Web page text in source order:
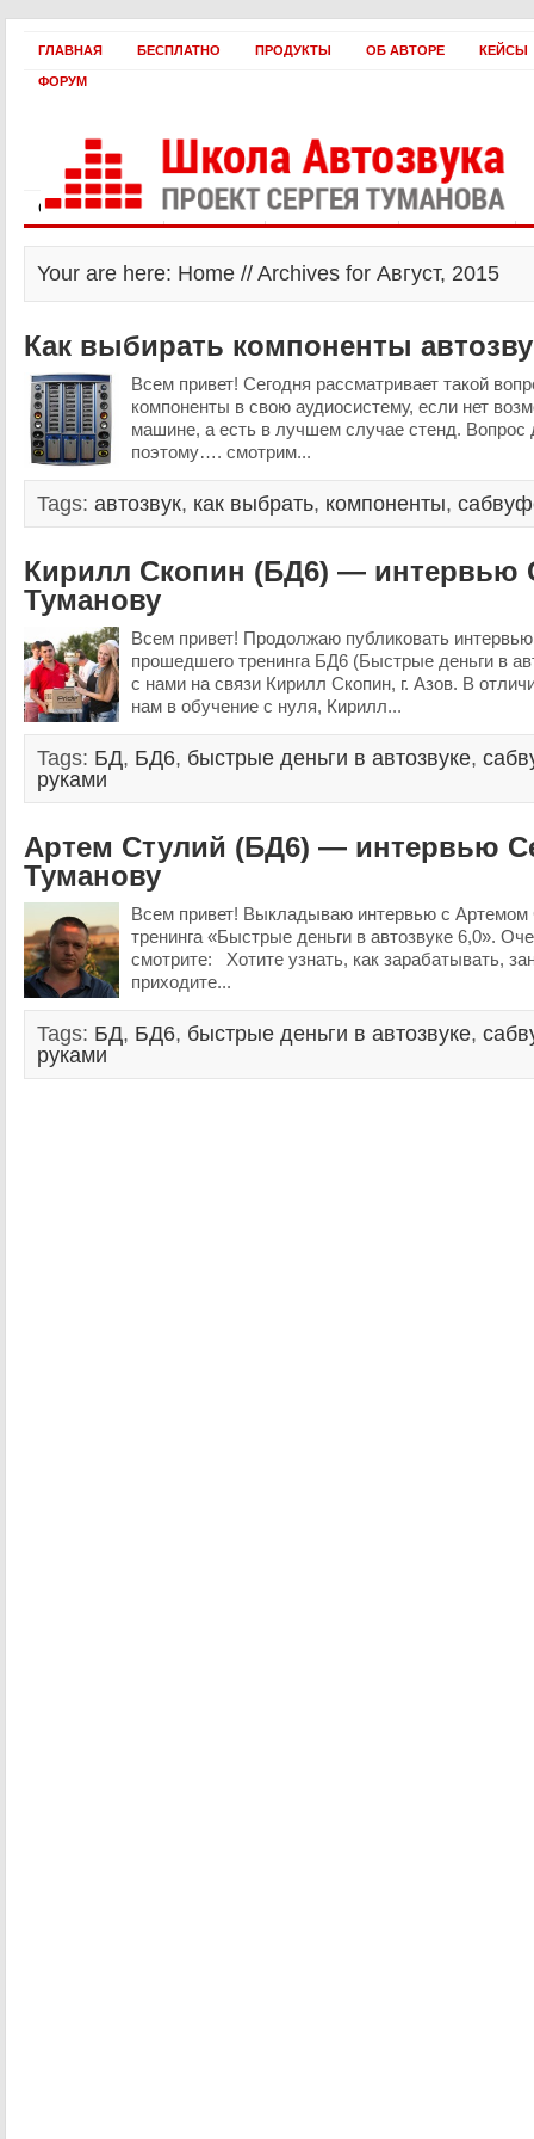
ГЛАВНАЯ БЕСПЛАТНО ПРОДУКТЫ ОБ АВТОРЕ КЕЙСЫ
ФОРУМ
Статьи и видео Интервью Как оплатить? Заработать!
Your are here: Home // Archives for Август, 2015
Как выбирать компоненты
Всем привет! Сегодня рассматривает такой
компоненты в свою аудиосистему, если нет
машине, а есть в лучшем случае стенд. Вопрос
поэтому…. смотрим...
Tags: автозвук, как выбрать, компоненты,
Кирилл Скопин (БД6) — интервью
Туманову
Всем привет! Продолжаю публиковать
прошедшего тренинга БД6 (Быстрые деньги в
с нами на связи Кирилл Скопин, г. Азов. В
нам в обучение с нуля, Кирилл...
Tags: БД, БД6, быстрые деньги в автозвуке,
руками
Артем Стулий (БД6) — интервью
Туманову
Всем привет! Выкладываю интервью с
тренинга «Быстрые деньги в автозвуке 6,0».
смотрите: Хотите узнать, как зарабатывать,
приходите...
Tags: БД, БД6, быстрые деньги в автозвуке,
руками